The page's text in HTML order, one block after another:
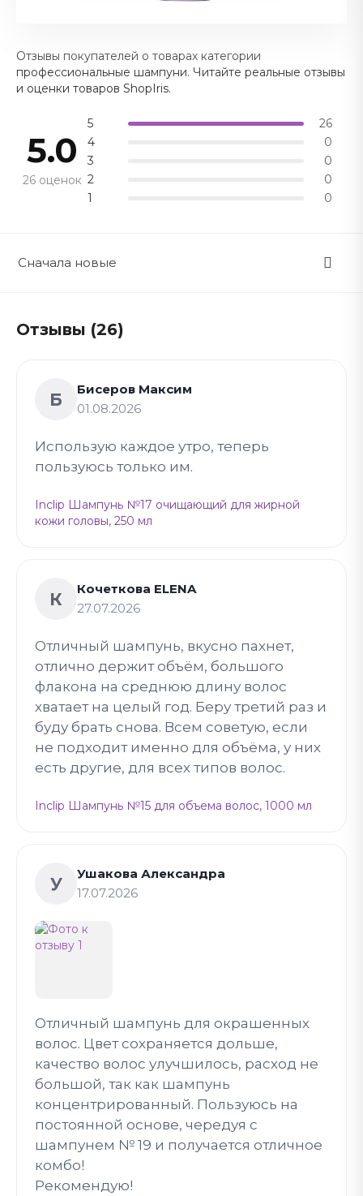
Отзывы покупателей о товарах категории
профессиональные шампуни. Читайте реальные отзывы
и оценки товаров ShopIris.
5.0
26 оценок
5
26
4
0
3
0
2
0
1
0
Сначала новые
Отзывы (26)
Б
Бисеров Максим
01.08.2026
Использую каждое утро, теперь
пользуюсь только им.
Inclip Шампунь №17 очищающий для жирной
кожи головы, 250 мл
К
Кочеткова ELENA
27.07.2026
Отличный шампунь, вкусно пахнет,
отлично держит объём, большого
флакона на среднюю длину волос
хватает на целый год. Беру третий раз и
буду брать снова. Всем советую, если
не подходит именно для объёма, у них
есть другие, для всех типов волос.
Inclip Шампунь №15 для объема волос, 1000 мл
У
Ушакова Александра
17.07.2026
Отличный шампунь для окрашенных
волос. Цвет сохраняется дольше,
качество волос улучшилось, расход не
большой, так как шампунь
концентрированный. Пользуюсь на
постоянной основе, чередуя с
шампунем № 19 и получается отличное
комбо!
Рекомендую!